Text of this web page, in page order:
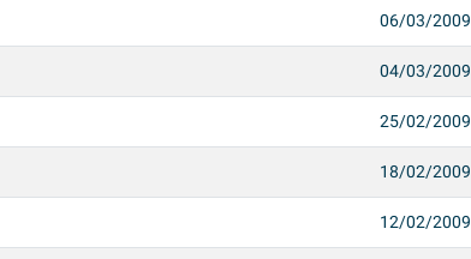
06/03/2009
04/03/2009
25/02/2009
18/02/2009
12/02/2009